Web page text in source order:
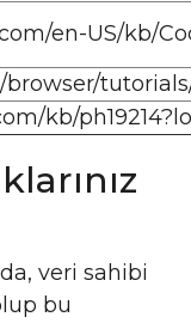
en-US/kb/
kb/
veri sahibi
bu